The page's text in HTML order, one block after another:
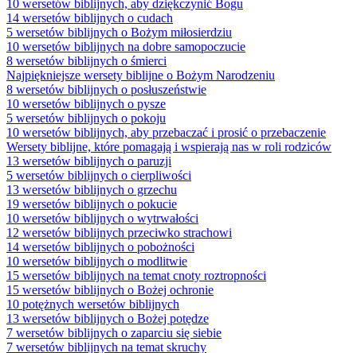
10 wersetów biblijnych, aby dziękczynić Bogu
14 wersetów biblijnych o cudach
5 wersetów biblijnych o Bożym miłosierdziu
10 wersetów biblijnych na dobre samopoczucie
8 wersetów biblijnych o śmierci
Najpiękniejsze wersety biblijne o Bożym Narodzeniu
8 wersetów biblijnych o posłuszeństwie
10 wersetów biblijnych o pysze
5 wersetów biblijnych o pokoju
10 wersetów biblijnych, aby przebaczać i prosić o przebaczenie
Wersety biblijne, które pomagają i wspierają nas w roli rodziców
13 wersetów biblijnych o paruzji
5 wersetów biblijnych o cierpliwości
13 wersetów biblijnych o grzechu
19 wersetów biblijnych o pokucie
10 wersetów biblijnych o wytrwałości
12 wersetów biblijnych przeciwko strachowi
14 wersetów biblijnych o pobożności
10 wersetów biblijnych o modlitwie
15 wersetów biblijnych na temat cnoty roztropności
15 wersetów biblijnych o Bożej ochronie
10 potężnych wersetów biblijnych
13 wersetów biblijnych o Bożej potędze
7 wersetów biblijnych o zaparciu się siebie
7 wersetów biblijnych na temat skruchy